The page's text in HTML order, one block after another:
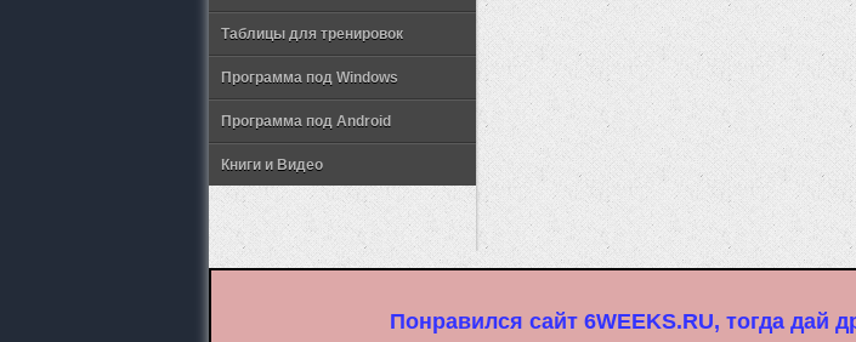
Таблицы для тренировок
Программа под Windows
Программа под Android
Книги и Видео
Понравился сайт 6WEEKS.RU, тогда дай